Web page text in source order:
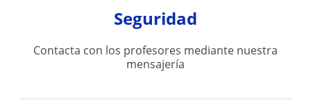
Seguridad
Contacta con los profesores mediante nuestra
mensajería